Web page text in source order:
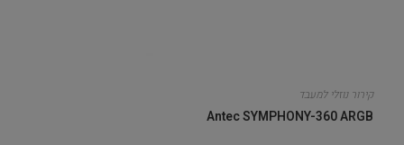
קירור נוזלי למעבד
Antec SYMPHONY-360 ARGB